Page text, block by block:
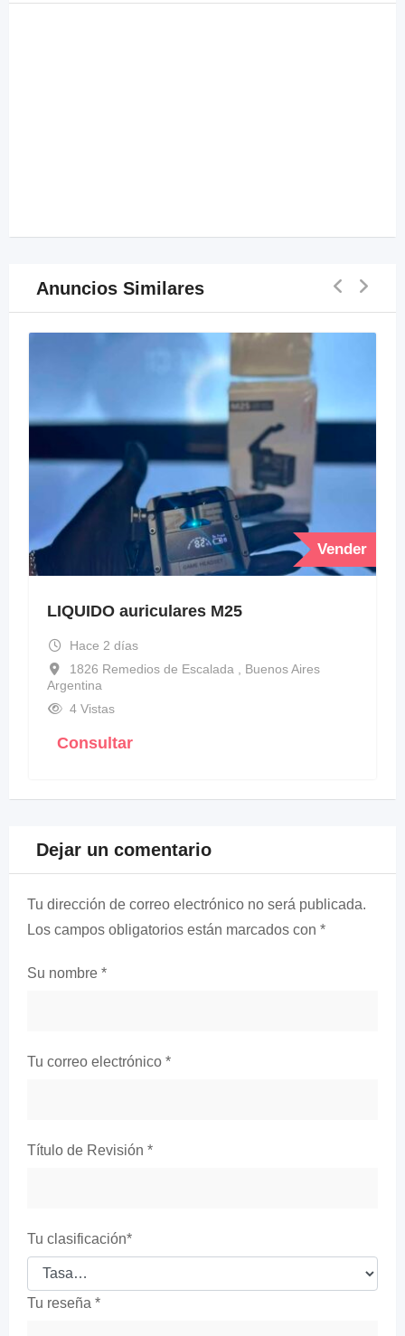
Anuncios Similares
Vender
LIQUIDO auriculares M25
Hace 2 días
1826 Remedios de Escalada , Buenos Aires
Argentina
4 Vistas
Consultar
Dejar un comentario
Tu dirección de correo electrónico no será publicada.
Los campos obligatorios están marcados con *
Su nombre *
Tu correo electrónico *
Título de Revisión *
Tu clasificación*
Tu reseña *